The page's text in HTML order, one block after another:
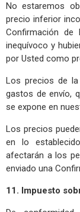
No estaremos
precio inferior
Confirmación
inequívoco y
por Usted como
Los precios de la
gastos de envío,
se expone en
Los precios
en lo
afectarán a los
enviado una
11. Impuesto